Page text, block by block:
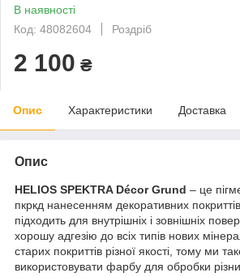
В наявності
Код: 48082604
Роздріб
2 100 ₴
Опис Характеристики Доставка
Опис
HELIOS SPEKTRA Décor Grund – це
пкркд нанесенням декоративних
підходить для внутрішніх і зовнішніх
хорошу адгезію до всіх типів нових
старих покриттів різної якості, тому ми
використовувати фарбу для обробки